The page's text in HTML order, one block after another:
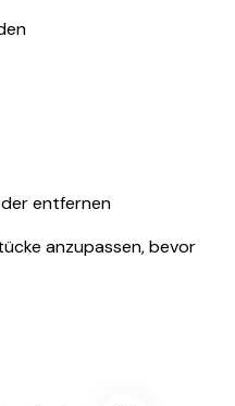
entfernen
anzupassen, bevor